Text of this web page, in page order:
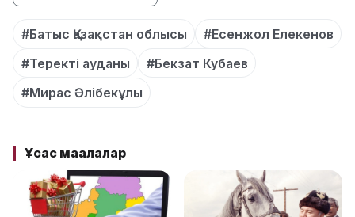
#Батыс Қазақстан облысы
#Есенжол Елекенов
#Теректі ауданы
#Бекзат Кубаев
#Мирас Әлібекұлы
Ұқсас мақалалар